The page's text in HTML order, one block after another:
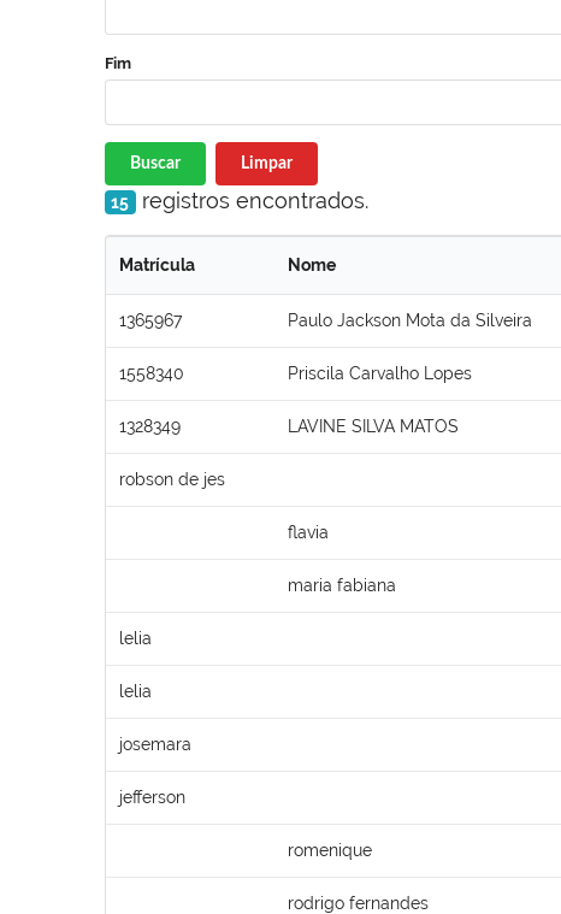
Fim
Buscar Limpar
15 registros encontrados.
Matrícula Nome
1365967 Paulo Jackson Mota da Silveira
1558340 Priscila Carvalho Lopes
1328349 LAVINE SILVA MATOS
robson de jes
flavia
maria fabiana
lelia
lelia
josemara
jefferson
romenique
rodrigo fernandes